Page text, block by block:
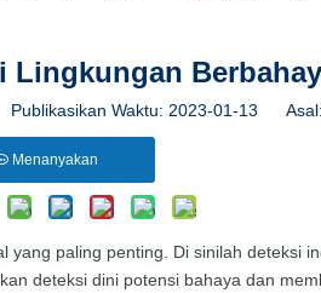
Lingkungan
Waktu: 2023-01-13 Asal:
Menanyakan
paling penting. Di sinilah deteksi
deteksi dini potensi bahaya dan